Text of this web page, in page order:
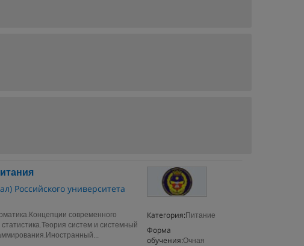
Российского университета
Категория: Питание
Форма
обучения:Очная
современного
систем и системный